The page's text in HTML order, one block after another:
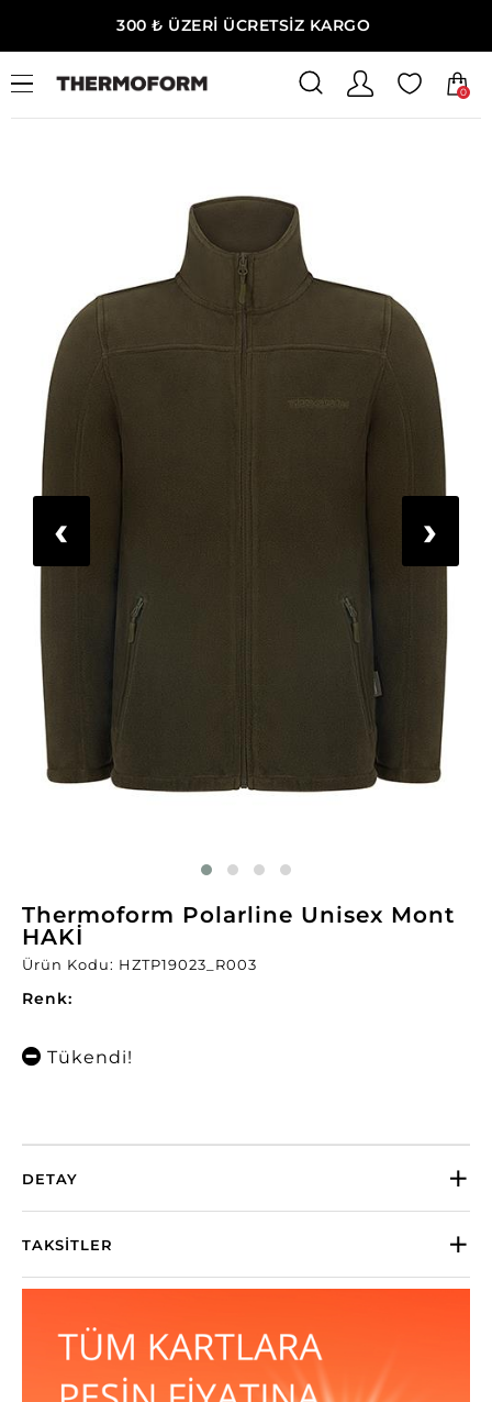
300 ₺ ÜZERİ ÜCRETSİZ KARGO
0
Ana Sayfa Unisex Termal Polar Mont
‹ ›
Thermoform Polarline Unisex Mont
HAKİ
Ürün Kodu: HZTP19023_R003
Renk:
Tükendi!
DETAY
TAKSITLER